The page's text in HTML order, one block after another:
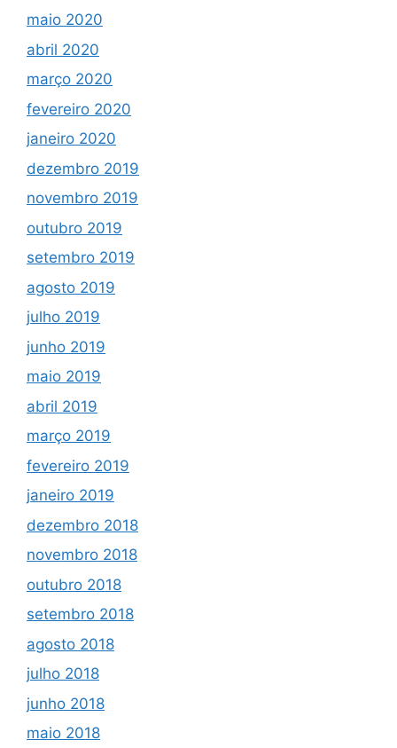
maio 2020
abril 2020
março 2020
fevereiro 2020
janeiro 2020
dezembro 2019
novembro 2019
outubro 2019
setembro 2019
agosto 2019
julho 2019
junho 2019
maio 2019
abril 2019
março 2019
fevereiro 2019
janeiro 2019
dezembro 2018
novembro 2018
outubro 2018
setembro 2018
agosto 2018
julho 2018
junho 2018
maio 2018